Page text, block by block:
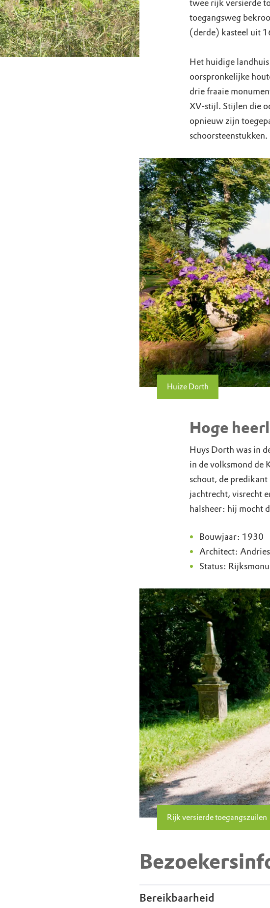
twee rijk versierde
toegangsweg
(derde) kasteel uit
Het huidige
oorspronkelijke
drie fraaie
XV-stijl. Stijlen die
opnieuw zijn
schoorsteenstukken.
Huize Dorth
Hoge
Huys Dorth was in
in de volksmond de
schout, de predikant
jachtrecht, visrecht
halsheer: hij mocht
Bouwjaar: 1930
Architect:
Status:
Rijk versierde toegangszuilen
Bereikbaarheid